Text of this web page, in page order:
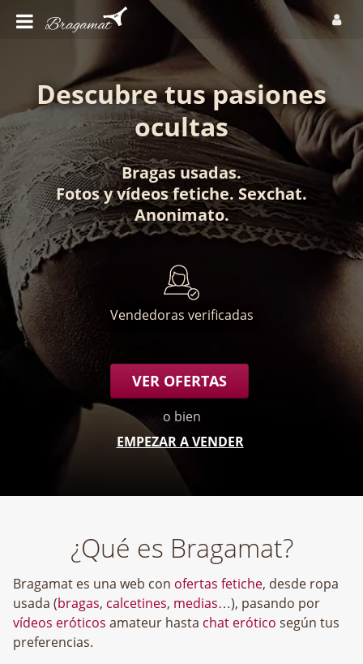
Descubre tus pasiones
ocultas
Bragas usadas.
Fotosyvídeos fetiche. Sexchat.
Anonimato.
Vendedoras verificadas
VER OFERTAS
o bien
EMPEZAR A VENDER
¿Qué es Bragamat?
Bragamat es una web con ofertas fetiche, desde ropa
usada (bragas, calcetines, medias…), pasando por
vídeos eróticos amateur hasta chat erótico según tus
preferencias.